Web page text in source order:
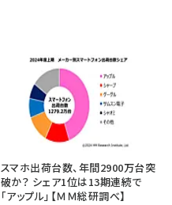
スマホ出荷台数、年間2900万台突
破か？ シェア1位は13期連続で
「アップル」【ＭＭ総研調べ】